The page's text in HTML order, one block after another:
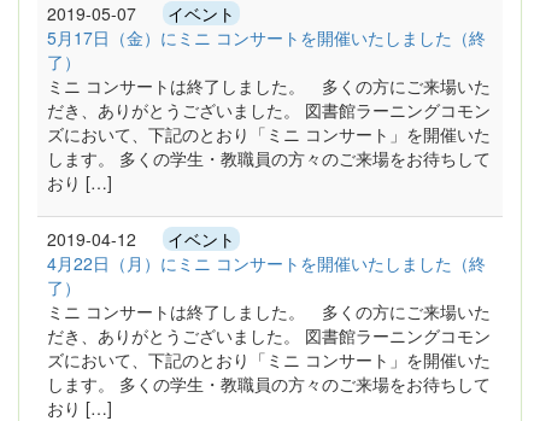
2019-05-07 イベント
5月17日（金）にミニ コンサートを開催いたしました（終
了）
ミニ コンサートは終了しました。 多くの方にご来場いた
だき、ありがとうございました。 図書館ラーニングコモン
ズにおいて、下記のとおり「ミニ コンサート」を開催いた
します。 多くの学生・教職員の方々のご来場をお待ちして
おり […]
2019-04-12 イベント
4月22日（月）にミニ コンサートを開催いたしました（終
了）
ミニ コンサートは終了しました。 多くの方にご来場いた
だき、ありがとうございました。 図書館ラーニングコモン
ズにおいて、下記のとおり「ミニ コンサート」を開催いた
します。 多くの学生・教職員の方々のご来場をお待ちして
おり […]